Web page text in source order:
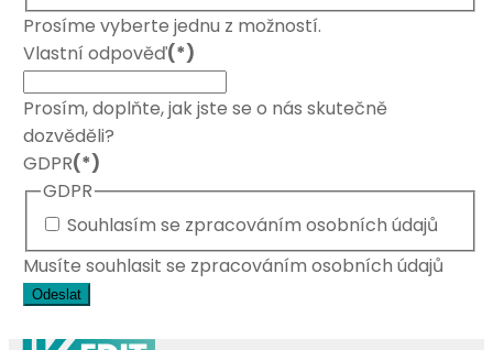
Prosíme vyberte jednu z možností.
Vlastní odpověď(*)
Prosím, doplňte, jak jste se o nás skutečně
dozvěděli?
GDPR(*)
GDPR
Souhlasím se zpracováním osobních údajů
Musíte souhlasit se zpracováním osobních údajů
Odeslat